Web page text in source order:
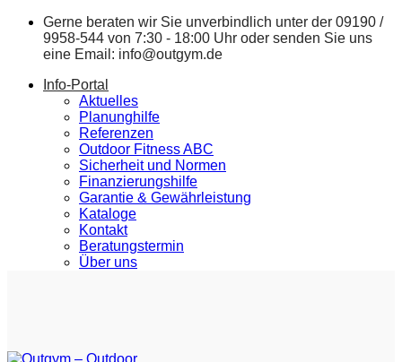
Zum
springen
Gerne beraten wir Sie unverbindlich unter der 09190 /
9958-544 von 7:30 - 18:00 Uhr oder senden Sie uns
eine Email: info@outgym.de
Info-Portal
Aktuelles
Planunghilfe
Referenzen
Outdoor Fitness ABC
Sicherheit und Normen
Finanzierungshilfe
Garantie & Gewährleistung
Kataloge
Kontakt
Beratungstermin
Über uns